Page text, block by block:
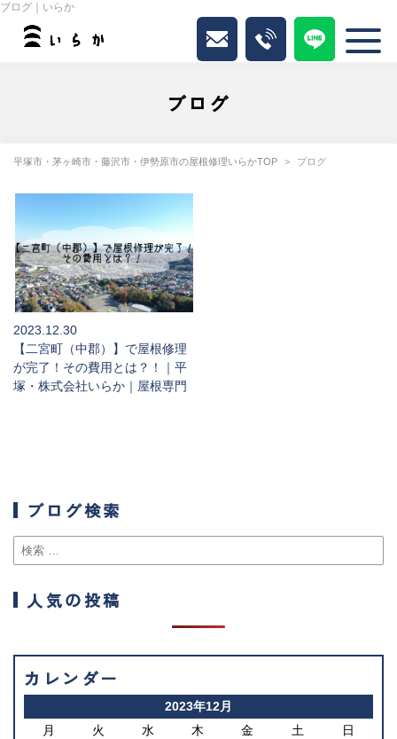
ブログ｜いらか
ブログ
平塚市・茅ヶ崎市・藤沢市・伊勢原市の屋根修理いらかTOP ブログ
2023.12.30
【二宮町（中郡）】で屋根修理
が完了！その費用とは？！｜平
塚・株式会社いらか｜屋根専門
ブログ検索
人気の投稿
カレンダー
2023年12月
月
火 水 木 金 土 日